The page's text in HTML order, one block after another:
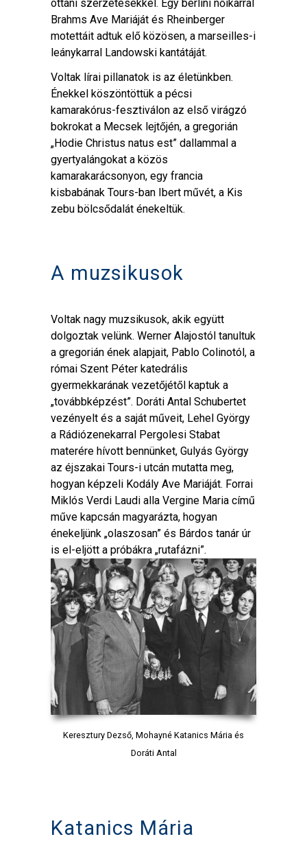
ottani szerzetesekkel. Egy berlini nőikarral
Brahms Ave Mariáját és Rheinberger
motettáit adtuk elő közösen, a marseilles-i
leánykarral Landowski kantátáját.
Voltak lírai pillanatok is az életünkben.
Énekkel köszöntöttük a pécsi
kamarakórus-fesztiválon az első virágzó
bokrokat a Mecsek lejtőjén, a gregorián
„Hodie Christus natus est” dallammal a
gyertyalángokat a közös
kamarakarácsonyon, egy francia
kisbabának Tours-ban Ibert művét, a Kis
zebu bölcsődalát énekeltük.
A muzsikusok
Voltak nagy muzsikusok, akik együtt
dolgoztak velünk. Werner Alajostól tanultuk
a gregorián ének alapjait, Pablo Colinotól, a
római Szent Péter katedrális
gyermekkarának vezetőjétől kaptuk a
„továbbképzést”. Doráti Antal Schubertet
vezényelt és a saját műveit, Lehel György
a Rádiózenekarral Pergolesi Stabat
materére hívott bennünket, Gulyás György
az éjszakai Tours-i utcán mutatta meg,
hogyan képzeli Kodály Ave Mariáját. Forrai
Miklós Verdi Laudi alla Vergine Maria című
műve kapcsán magyarázta, hogyan
énekeljünk „olaszosan” és Bárdos tanár úr
is el-eljött a próbákra „rutafázni”.
Keresztury Dezső, Mohayné Katanics Mária és
Doráti Antal
Katanics Mária